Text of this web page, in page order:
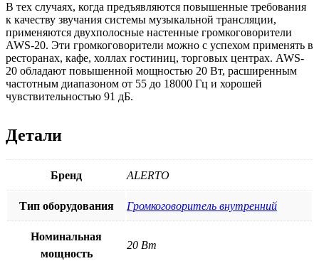
В тех случаях, когда предъявляются повышенные требования
к качеству звучания системы музыкальной трансляции,
применяются двухполосные настенные громкоговорители
AWS-20. Эти громкоговорители можно с успехом применять в
ресторанах, кафе, холлах гостиниц, торговых центрах. AWS-
20 обладают повышенной мощностью 20 Вт, расширенным
частотным диапазоном от 55 до 18000 Гц и хорошей
чувствительностью 91 дБ.
Детали
Бренд ALERTO
Тип оборудования Громкоговоритель внутренний
Номинальная
мощность
20 Вт